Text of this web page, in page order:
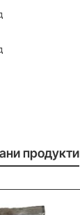
продукти